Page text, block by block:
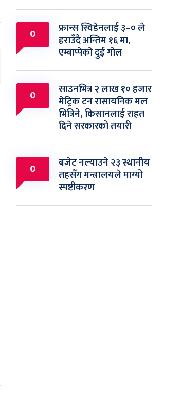
0 फ्रान्स स्विडेनलाई ३–० ले
हराउँदै अन्तिम १६ मा,
एम्बाप्पेको दुई गोल
0 साउनभित्र २ लाख १० हजार
मेट्रिक टन रासायनिक मल
भित्रिने, किसानलाई राहत
दिने सरकारको तयारी
0 बजेट नल्याउने २३ स्थानीय
तहसँग मन्त्रालयले माग्यो
स्पष्टीकरण